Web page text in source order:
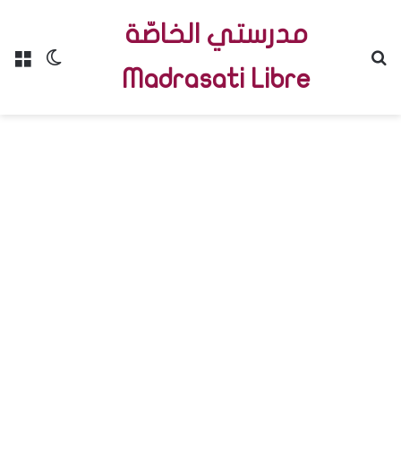
Menu
مدرستي الخاصّة
Madrasati Libre